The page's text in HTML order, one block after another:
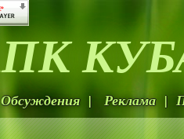
| Реклама |